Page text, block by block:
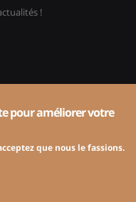
!
8400 Winterthur
ou +41 58 934 49 72
pour améliorer votre
que nous le fassions.